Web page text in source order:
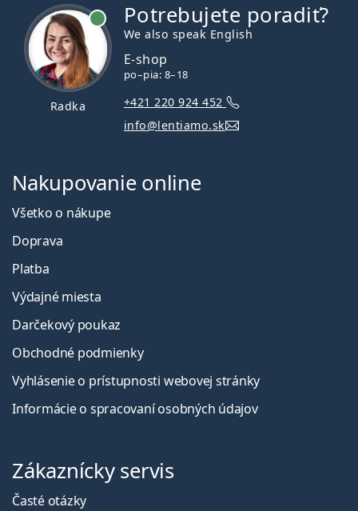
Radka
Potrebujete poradiť?
We also speak English
E-shop
po–pia: 8–18
+421 220 924 452
info@lentiamo.sk
Nakupovanie online
Všetko o nákupe
Doprava
Platba
Výdajné miesta
Darčekový poukaz
Obchodné podmienky
Vyhlásenie o prístupnosti webovej stránky
Informácie o spracovaní osobných údajov
Zákaznícky servis
Časté otázky